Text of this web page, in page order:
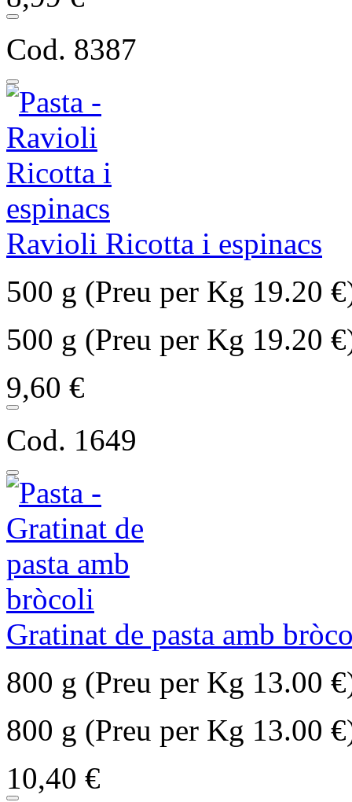
Cod. 8387
Ravioli Ricotta i espinacs
500 g (Preu per Kg 19.20
500 g (Preu per Kg 19.20
9,60 €
Cod. 1649
Gratinat de pasta amb
800 g (Preu per Kg 13.00
800 g (Preu per Kg 13.00
10,40 €